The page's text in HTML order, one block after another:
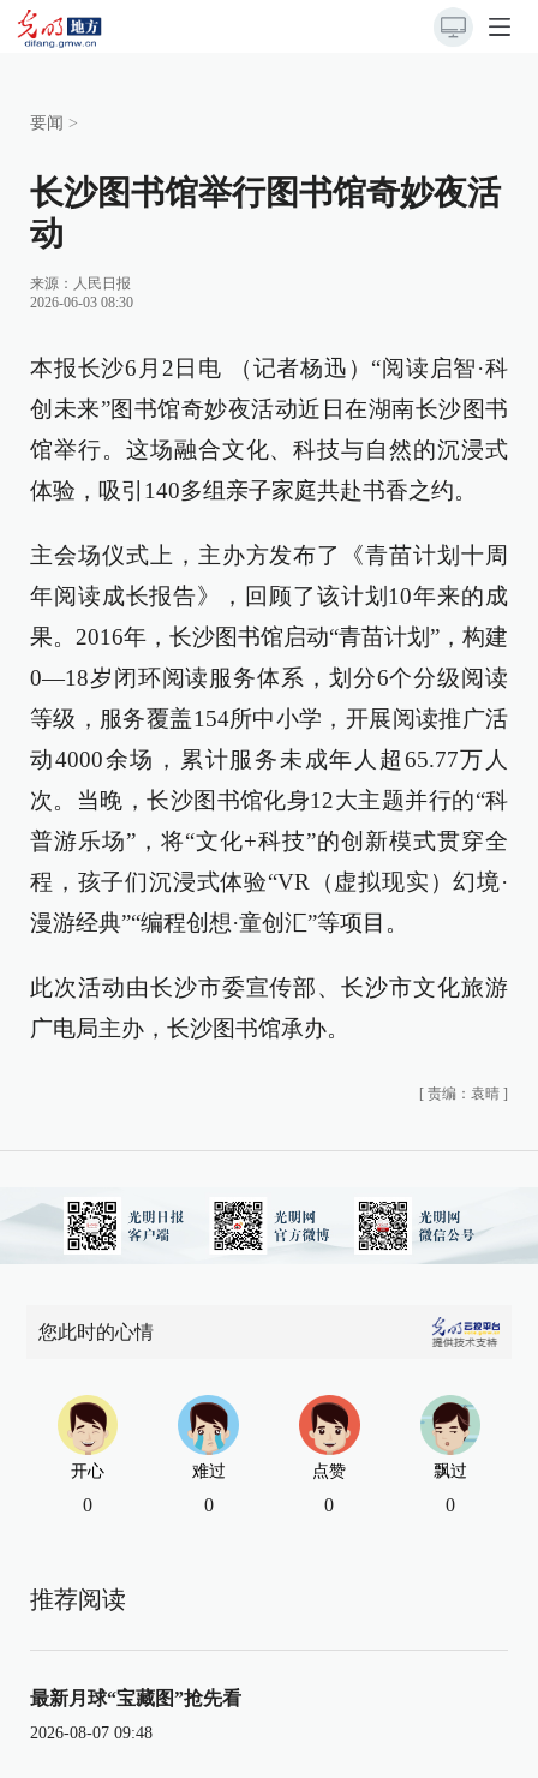
要闻 >
长沙图书馆举行图书馆奇妙夜活
动
来源： 人民日报
2026-06-03 08:30
本报长沙6月2日电 （记者杨迅）“阅读启智·科
创未来”图书馆奇妙夜活动近日在湖南长沙图书
馆举行。这场融合文化、科技与自然的沉浸式
体验，吸引140多组亲子家庭共赴书香之约。
主会场仪式上，主办方发布了《青苗计划十周
年阅读成长报告》，回顾了该计划10年来的成
果。2016年，长沙图书馆启动“青苗计划”，构建
0—18岁闭环阅读服务体系，划分6个分级阅读
等级，服务覆盖154所中小学，开展阅读推广活
动4000余场，累计服务未成年人超65.77万人
次。当晚，长沙图书馆化身12大主题并行的“科
普游乐场”，将“文化+科技”的创新模式贯穿全
程，孩子们沉浸式体验“VR（虚拟现实）幻境·
漫游经典”“编程创想·童创汇”等项目。
此次活动由长沙市委宣传部、长沙市文化旅游
广电局主办，长沙图书馆承办。
[ 责编：袁晴 ]
您此时的心情
开心
0
难过
0
点赞
0
飘过
0
推荐阅读
最新月球“宝藏图”抢先看
2026-08-07 09:48